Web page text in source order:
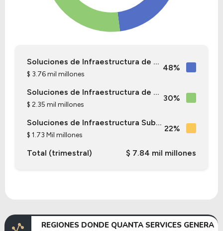
Soluciones de Infraestructura de ...
$ 3.76 mil millones
48%
Soluciones de Infraestructura de ...
$ 2.35 mil millones
30%
Soluciones de Infraestructura Sub...
$ 1.73 Mil millones
22%
Total (trimestral) $ 7.84 mil millones
REGIONES DONDE QUANTA SERVICES GENERA